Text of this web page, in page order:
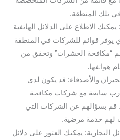
تلك المنطقة.
يمكنك الاطلاع على الدلائل الهاتفية
يوفر قوائم للشركات في المنطقة
“مكافحة الحشرات” وتحقق من
هواتفها.
والأصدقاء: قد يكون لدى
سابقة مع شركات مكافحة
قم بسؤالهم عن الشركات التي
لهم خدمة مرضية.
التجارية: يمكنك العثور على دلائل